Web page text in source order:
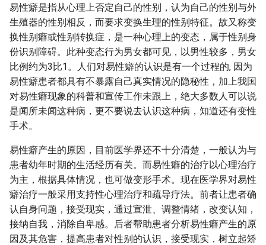
易性癖是指从心理上否定自己的性别，认为自己的性别与外
生殖器的性别相反，而要求变换生理的性别特征。故又称变
换性别癖或性别转换症，是一种心理上的变态，属于性别身
份识别障碍。此种变态行为男女都可见，以男性较多，男女
比例约为3比1。人们对易性癖的认识是有一个过程的, 因为
易性癖患者都具有不暴露自己真实情况的隐秘性，加上我国
对易性癖现象的科普和宣传工作未跟上，绝大多数人可以说
是闻所未闻这种病，更不要说去认识这种病，知道还有变性
手术。
易性癖产生的原因，目前医学界还不十分清楚，一般认为与
患者幼年时期的生活经历有关。而易性癖的治疗以心理治疗
为主，根据具体情况，也可做变形手术。现在医学界对易性
癖治疗一般采用支持性心理治疗和疏导疗法。前者让患者确
认自身问题，接受现实，通过宣泄、调整情绪，改变认知，
接纳自我，消除自卑感。后者帮助患者分析易性癖产生的原
因及其危害，提高患者对性别的认识，接受现实，树立起矫